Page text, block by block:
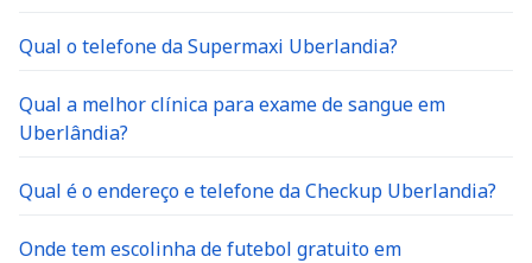
Qual o telefone da Supermaxi Uberlandia?
Qual a melhor clínica para exame de sangue em
Uberlândia?
Qual é o endereço e telefone da Checkup Uberlandia?
Onde tem escolinha de futebol gratuito em